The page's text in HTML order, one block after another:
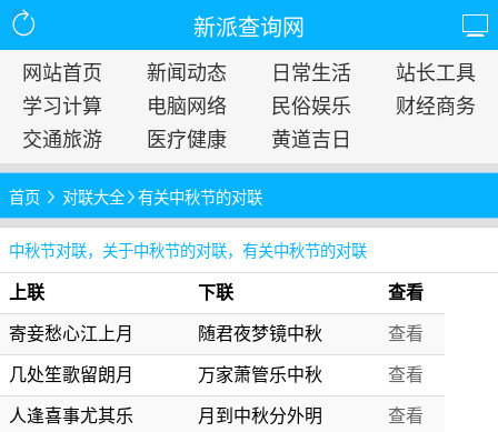
新派查询网
网站首页 新闻动态 日常生活
站长工具
学习计算
电脑网络 民俗娱乐
财经商务
交通旅游
医疗健康 黄道吉日
首页 对联大全 有关中秋节的对联
中秋节对联，关于中秋节的对联，有关中秋节的对联
上联 下联 查看
寄妾愁心江上月 随君夜梦镜中秋 查看
几处笙歌留朗月 万家萧管乐中秋 查看
人逢喜事尤其乐 月到中秋分外明 查看